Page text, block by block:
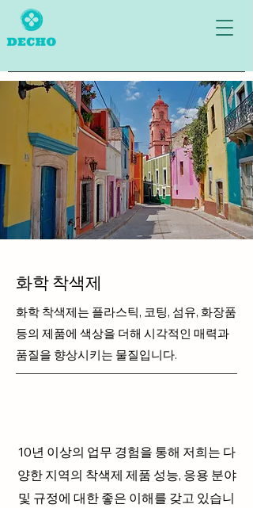
화학 착색제
화학 착색제는 플라스틱, 코팅, 섬유, 화장품
등의 제품에 색상을 더해 시각적인 매력과
품질을 향상시키는 물질입니다.
10년 이상의 업무 경험을 통해 저희는 다
양한 지역의 착색제 제품 성능, 응용 분야
및 규정에 대한 좋은 이해를 갖고 있습니